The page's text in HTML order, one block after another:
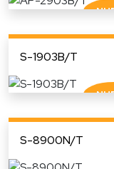
S-1903B/T
S-8900N/T